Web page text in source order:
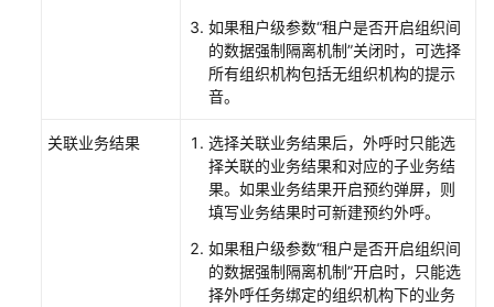
外
如果租户级参数“租户是否开启组织间
的数据强制隔离机制”关闭时，可选择
所有组织机构包括无组织机构的提示
音。
关联业务结果
选择关联业务结果后，外呼时只能选
择关联的业务结果和对应的子业务结
果。如果业务结果开启预约弹屏，则
填写业务结果时可新建预约外呼。
如果租户级参数“租户是否开启组织间
的数据强制隔离机制”开启时，只能选
择外呼任务绑定的组织机构下的业务